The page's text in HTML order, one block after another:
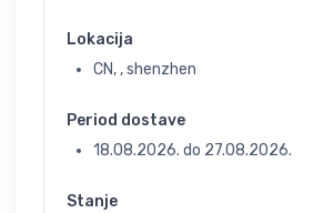
Lokacija
CN, , shenzhen
Period dostave
18.08.2026. do 27.08.2026.
Stanje